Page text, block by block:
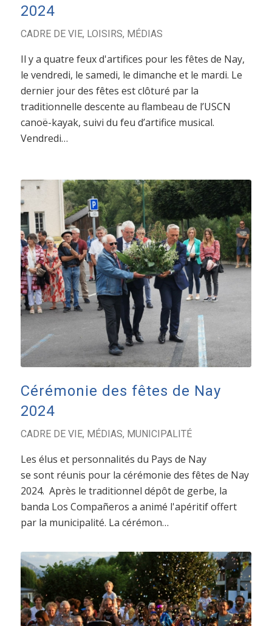
2024
CADRE DE VIE, LOISIRS, MÉDIAS
Il y a quatre feux d'artifices pour les fêtes de Nay,
le vendredi, le samedi, le dimanche et le mardi. Le
dernier jour des fêtes est clôturé par la
traditionnelle descente au flambeau de l’USCN
canoë-kayak, suivi du feu d’artifice musical.
Vendredi…
Cérémonie des fêtes de Nay
2024
CADRE DE VIE, MÉDIAS, MUNICIPALITÉ
Les élus et personnalités du Pays de Nay
se sont réunis pour la cérémonie des fêtes de Nay
2024. Après le traditionnel dépôt de gerbe, la
banda Los Compañeros a animé l'apéritif offert
par la municipalité. La cérémon…